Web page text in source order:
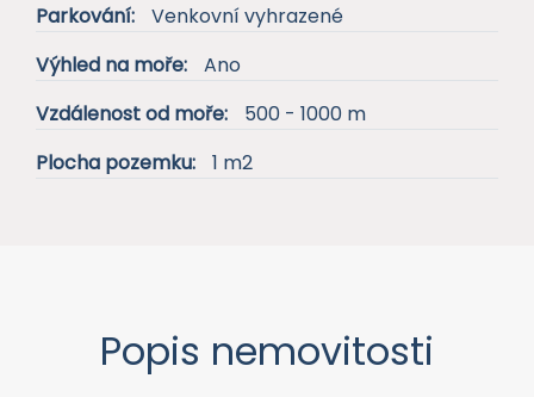
Parkování:
Venkovní vyhrazené
Výhled na moře:
Ano
Vzdálenost od moře:
500 - 1000 m
Plocha pozemku:
1 m2
Popis nemovitosti